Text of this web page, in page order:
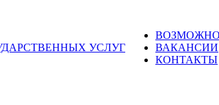
УСЛУГ
ВАКАНСИИ
КОНТАКТЫ